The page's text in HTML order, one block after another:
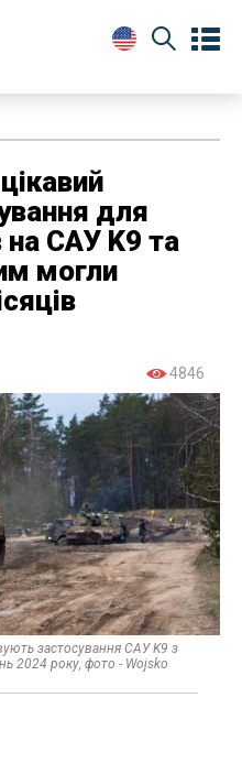
для
на САУ K9 та
могли
4846
застосування САУ K9 з
2024 року, фото - Wojsko